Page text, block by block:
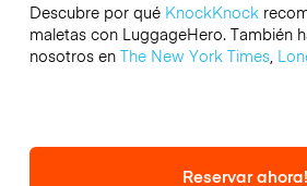
Descubre por qué KnockKnock
maletas con LuggageHero. También
nosotros en The New York Times,
Reservar ahora!